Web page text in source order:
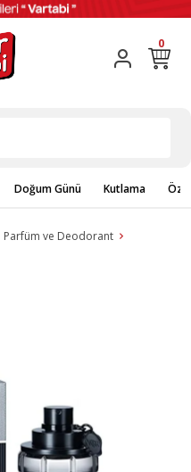
0
Doğum Günü Kutlama
Parfüm ve Deodorant